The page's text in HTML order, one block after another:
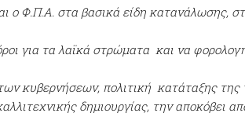
ο Φ.Π.Α. στα βασικά είδη κατανάλωσης,
για τα λαϊκά στρώματα και να
κυβερνήσεων, πολιτική κατάταξης
δημιουργίας, την αποκόβει